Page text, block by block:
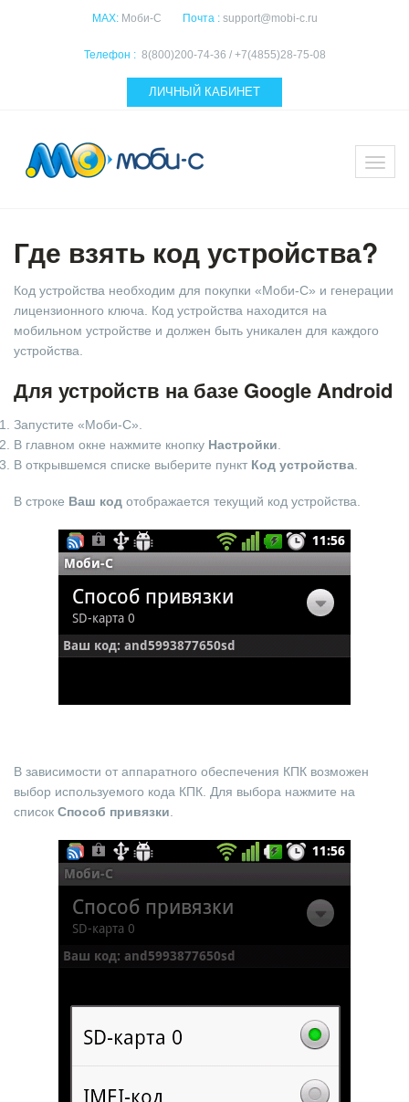
MAX: Моби-С Почта : support@mobi-c.ru
Телефон : 8(800)200-74-36 / +7(4855)28-75-08
ЛИЧНЫЙ КАБИНЕТ
Где взять код устройства?
Код устройства необходим для покупки «Моби-С» и генерации
лицензионного ключа. Код устройства находится на
мобильном устройстве и должен быть уникален для каждого
устройства.
Для устройств на базе Google Android
Запустите «Моби-С».
В главном окне нажмите кнопку Настройки
В открывшемся списке выберите пункт Код устройства
В строке Ваш код отображается текущий код устройства.
В зависимости от аппаратного обеспечения КПК возможен
выбор используемого кода КПК. Для выбора нажмите на
список Способ привязки